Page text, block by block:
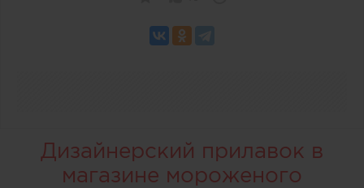
Дизайнерский прилавок в
магазине мороженого